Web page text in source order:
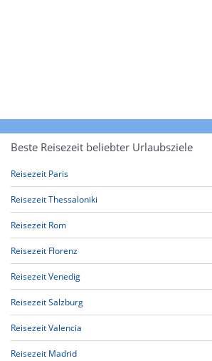
Beste Reisezeit beliebter Urlaubsziele
Reisezeit Paris
Reisezeit Thessaloniki
Reisezeit Rom
Reisezeit Florenz
Reisezeit Venedig
Reisezeit Salzburg
Reisezeit Valencia
Reisezeit Madrid